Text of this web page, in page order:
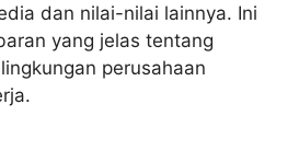
dan nilai-nilai lainnya. Ini
yang jelas tentang
perusahaan